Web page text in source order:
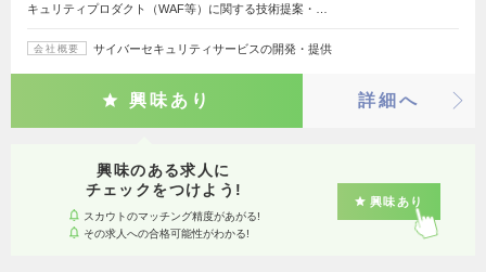
キュリティプロダクト（WAF等）に関する技術提案・…
会社概要 サイバーセキュリティサービスの開発・提供
興味あり 詳細へ
興味のある求人に
チェックをつけよう!
スカウトのマッチング精度があがる!
その求人への合格可能性がわかる!
興味あり